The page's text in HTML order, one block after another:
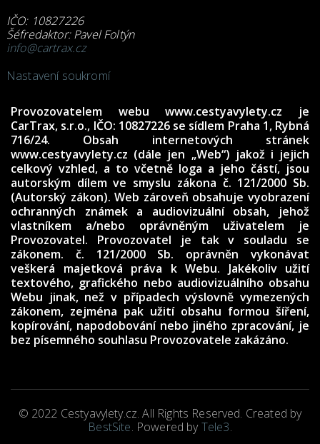
IČO: 10827226
Šéfredaktor: Pavel Foltýn
info@cartrax.cz
Nastavení soukromí
Provozovatelem webuwww.cestyavylety.cz je
CarTrax, s.r.o., IČO: 10827226 se sídlem Praha 1, Rybná
716/24. Obsah internetových stránek
www.cestyavylety.cz (dále jen „Web“) jakož i jejich
celkový vzhled, a to včetně loga a jeho částí, jsou
autorským dílem ve smyslu zákona č. 121/2000 Sb.
(Autorský zákon). Web zároveň obsahuje vyobrazení
ochranných známek a audiovizuální obsah, jehož
vlastníkem a/nebo oprávněným uživatelem je
Provozovatel. Provozovatel je tak v souladu se
zákonem. č. 121/2000 Sb. oprávněn vykonávat
veškerá majetková práva k Webu. Jakékoliv užití
textového, grafického nebo audiovizuálního obsahu
Webu jinak, než v případech výslovně vymezených
zákonem, zejména pak užití obsahu formou šíření,
kopírování, napodobování nebo jiného zpracování, je
bez písemného souhlasu Provozovatele zakázáno.
© 2022 Cestyavylety.cz. All Rights Reserved. Created by
BestSite. Powered byTele3.